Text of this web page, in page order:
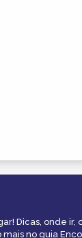
Dicas, onde ir,
no guia